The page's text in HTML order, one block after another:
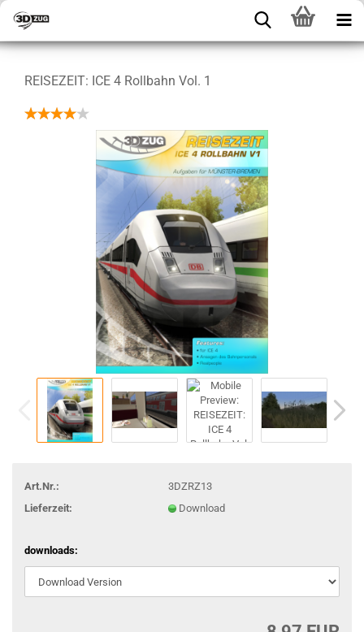
REISEZEIT: ICE 4 Rollbahn Vol. 1
Art.Nr.:
3DZRZ13
Lieferzeit:
Download
downloads: